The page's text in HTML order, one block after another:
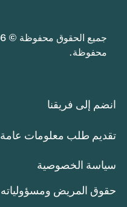
محفوظة.
انضم إلى فريقنا
تقديم طلب معلومات عامة
سياسة الخصوصية
حقوق المريض ومسؤولياته